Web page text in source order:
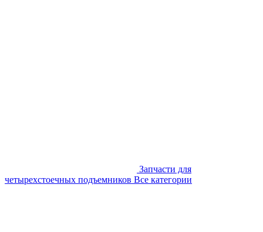
Запчасти для
четырехстоечных подъемников Все категории